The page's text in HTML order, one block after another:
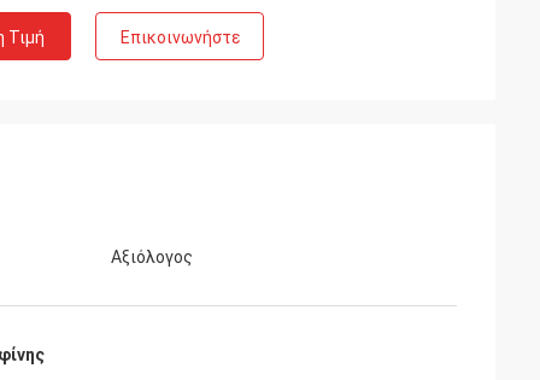
πλήρως
και
Τιμή Επικοινωνήστε
Αξιόλογος